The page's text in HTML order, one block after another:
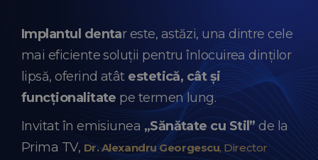
Implantul dentar este, astăzi, una dintre cele
mai eficiente soluții pentru înlocuirea dinților
lipsă, oferind atât estetică, cât și
funcționalitate pe termen lung.
Invitat în emisiunea „Sănătate cu Stil” de la
Prima TV, Dr. Alexandru Georgescu, Director